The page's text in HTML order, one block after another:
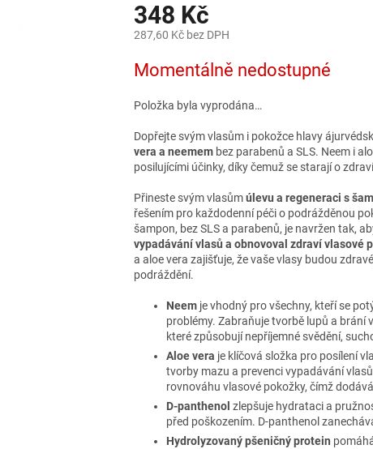
348 Kč
287,60 Kč bez DPH
cena:
Momentálně nedostupné
Položka byla vyprodána…
Dopřejte svým vlasům i pokožce hlavy
vera a neemem bez parabenů a SLS. Neem i
posilujícími účinky, díky čemuž se starají o
Přineste svým vlasůmúlevu a regeneraci s
řešením pro každodenní péči o podrážděnou
šampon, bez SLS a parabenů, je navržen tak,
vypadávání vlasů a obnovoval zdraví vlasové
a aloe vera zajišťuje, že vaše vlasy budou
podráždění.
Neem je vhodný pro všechny, kteří se
problémy. Zabraňuje tvorbě lupů a
které způsobují nepříjemné svědění,
Aloe vera je klíčová složka pro posílení
tvorby mazu a prevenci vypadávání
rovnováhu vlasové pokožky, čímž
D-panthenol zlepšuje hydrataci a
před poškozením. D-panthenol
Hydrolyzovaný pšeničný protein